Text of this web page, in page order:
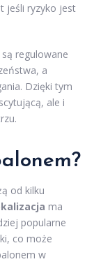
jeśli ryzyko jest
regulowane
a
Dzięki tym
ale i
od kilku
ma
popularne
co może
w